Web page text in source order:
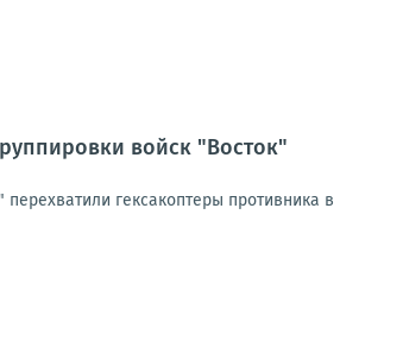
войск "Восток"
гексакоптеры противника в